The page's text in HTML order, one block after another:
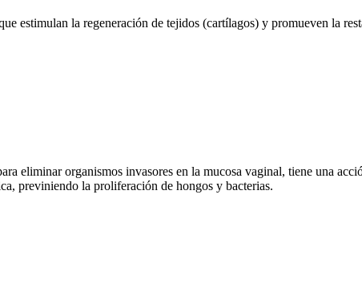
estimulan la regeneración de tejidos (cartílagos) y promueven la
eliminar organismos invasores en la mucosa vaginal, tiene una
previniendo la proliferación de hongos y bacterias.